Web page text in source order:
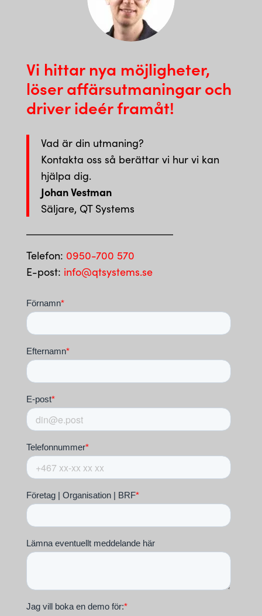
Vi hittar nya möjligheter,
löser affärsutmaningar och
driver ideér framåt!
Vad är din utmaning?
Kontakta oss så berättar vi hur vi kan
hjälpa dig.
Johan Vestman
Säljare, QT Systems
Telefon: 0950-700 570
E-post: info@qtsystems.se